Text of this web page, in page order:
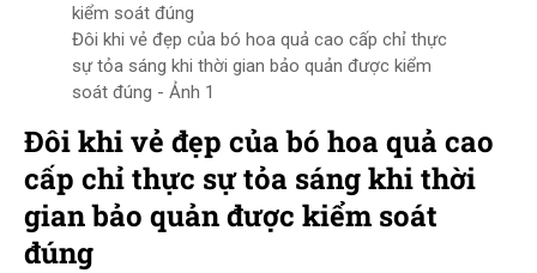
Đôi khi vẻ đẹp của bó hoa quả cao cấp chỉ thực
sự tỏa sáng khi thời gian bảo quản được kiểm
soát đúng - Ảnh 1
Đôi khi vẻ đẹp của bó hoa quả cao
cấp chỉ thực sự tỏa sáng khi thời
gian bảo quản được kiểm soát
đúng